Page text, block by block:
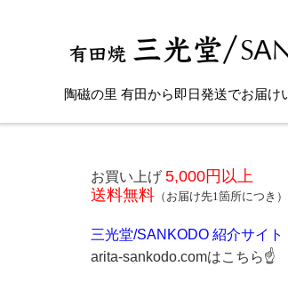
陶磁の里 有田から即日発送でお届け
お買い上げ 5,000円以上
送料無料 （お届け先1箇所につき）
三光堂/SANKODO 紹介サイト
arita-sankodo.comはこちら☝